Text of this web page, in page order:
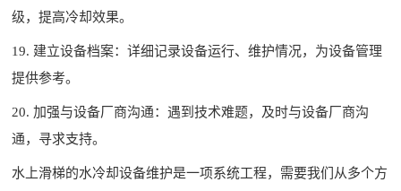
级，提高冷却效果。
19. 建立设备档案：详细记录设备运行、维护情况，为设备管理
提供参考。
20. 加强与设备厂商沟通：遇到技术难题，及时与设备厂商沟
通，寻求支持。
水上滑梯的水冷却设备维护是一项系统工程，需要我们从多个方